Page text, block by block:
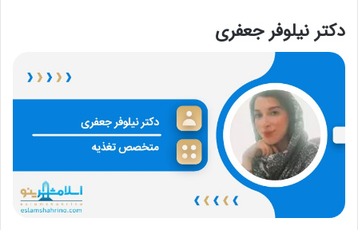
دکتر نیلوفر جعفری